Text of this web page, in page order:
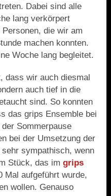
Dabei sind alle
lang verkörpert
Personen, die wir am
machen konnten.
Woche lang begleitet.
dass wir auch diesmal
auch tief in die
sind. So konnten
das grips Ensemble bei
Sommerpause
bei der Umsetzung der
sympathisch, wenn
Stück, das imgrips
Mal aufgeführt wurde,
wollen. Genauso